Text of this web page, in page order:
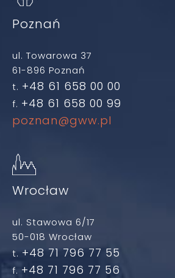
Poznań
ul. Towarowa 37
61-896 Poznań
t. +48 61 658 00 00
f. +48 61 658 00 99
poznan@gww.pl
Wrocław
ul. Stawowa 6/17
50-018 Wrocław
t. +48 71 796 77 55
f. +48 71 796 77 56